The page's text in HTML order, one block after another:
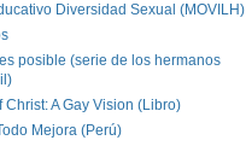
Diversidad Sexual (MOVILH)
posible (serie de los hermanos
Christ: A Gay Vision (Libro)
Mejora (Perú)